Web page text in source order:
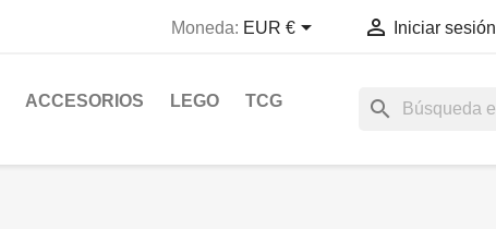
Moneda: EUR €  Iniciar sesión
ACCESORIOS LEGO TCG search